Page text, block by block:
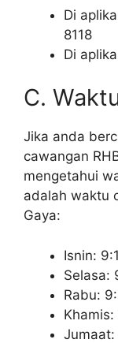
Di
8118
Di
C.
Jika anda
cawangan
mengetahui
adalah waktu
Gaya:
Isnin:
Selasa:
Rabu:
Khamis:
Jumaat: